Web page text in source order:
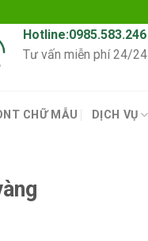
Hotline:0985.583.246
Tư vấn miễn phí 24/24
CHỮ MẪU DỊCH VỤ